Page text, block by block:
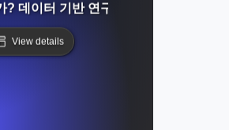
데이터 기반 연구의 기초 이해
View details